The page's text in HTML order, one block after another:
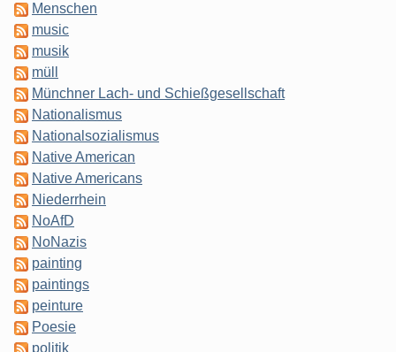
Menschen
music
musik
müll
Münchner Lach- und Schießgesellschaft
Nationalismus
Nationalsozialismus
Native American
Native Americans
Niederrhein
NoAfD
NoNazis
painting
paintings
peinture
Poesie
politik